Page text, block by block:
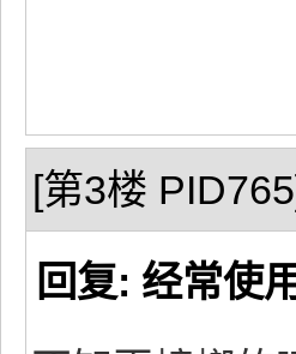
[第3楼
回复: 经常使